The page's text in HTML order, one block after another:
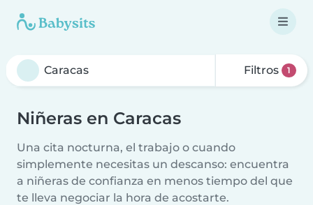
Filtros 1
Niñeras en Caracas
Una cita nocturna, el trabajo o cuando
simplemente necesitas un descanso: encuentra
a niñeras de confianza en menos tiempo del que
te lleva negociar la hora de acostarte.